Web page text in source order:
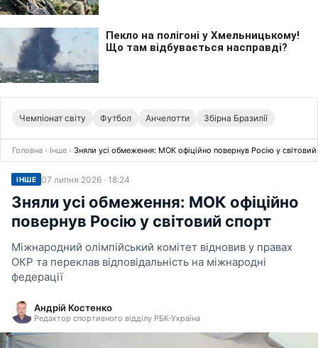
Чемпіонат світу Футбол Анчелотти Збірна Бразилії
Головна › Інше › Зняли усі обмеження: МОК офіційно повернув Росію у
ІНШЕ 07 липня 2026 · 18:24
Зняли усі обмеження: МОК офіційно
повернув Росію у світовий спорт
Міжнародний олімпійський комітет відновив у правах
ОКР та переклав відповідальність на міжнародні
федерації
Андрій Костенко
Редактор спортивного відділу РБК-Україна